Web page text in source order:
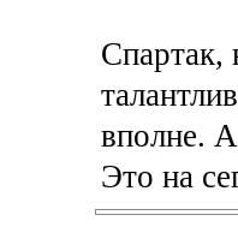
Спартак,
вполне.
Это на